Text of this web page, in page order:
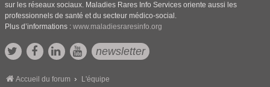
sur les réseaux sociaux. Maladies Rares Info Services oriente aussi les
professionnels de santé et du secteur médico-social.
Plus d’informations : www.maladiesraresinfo.org
newsletter
Accueil du forum L'équipe